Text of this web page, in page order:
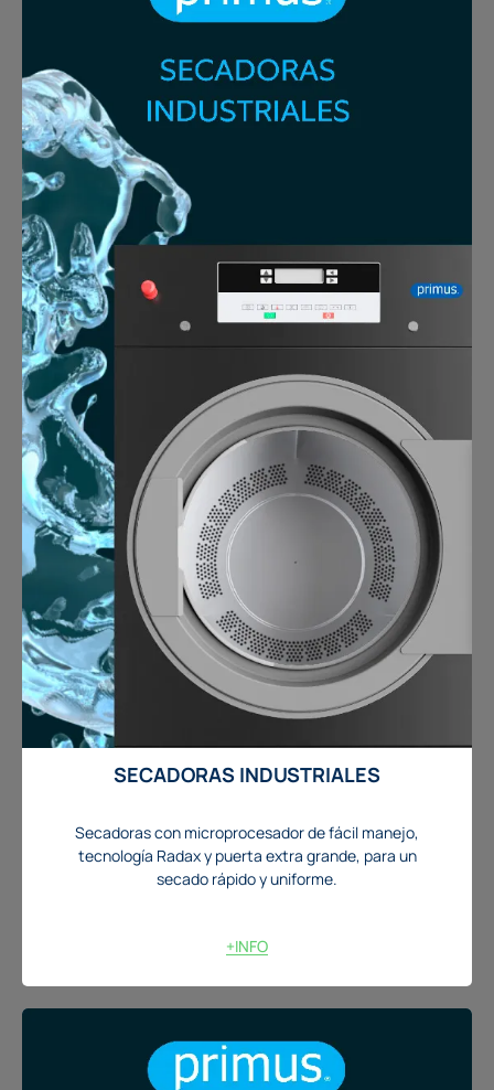
SECADORAS INDUSTRIALES
Secadoras con microprocesador de fácil manejo,
tecnología Radax y puerta extra grande, para un
secado rápido y uniforme.
+INFO